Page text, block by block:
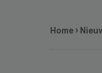
Home ›